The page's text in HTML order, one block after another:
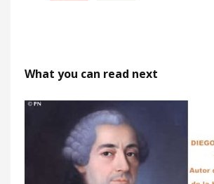
What you can read next